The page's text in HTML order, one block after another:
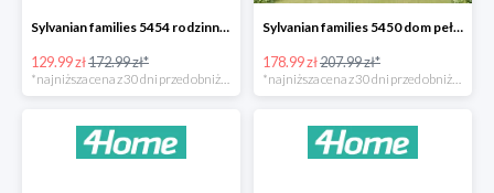
Sylvanian families 5454 rodzinny kamper -25%
129.99 zł172.99 zł*
*najniższa cena z 30 dni przed obniżką
Sylvanian families 5450 dom pełen przygód na drzewie -14%
178.99 zł207.99 zł*
*najniższa cena z 30 dni przed obniżką